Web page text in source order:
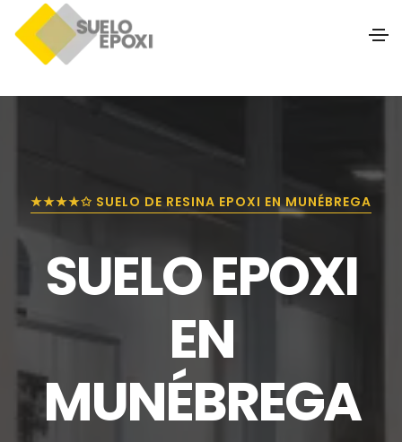
★★★★✩ SUELO DE RESINA EPOXI EN MUNÉBREGA
SUELO EPOXI
EN
MUNÉBREGA